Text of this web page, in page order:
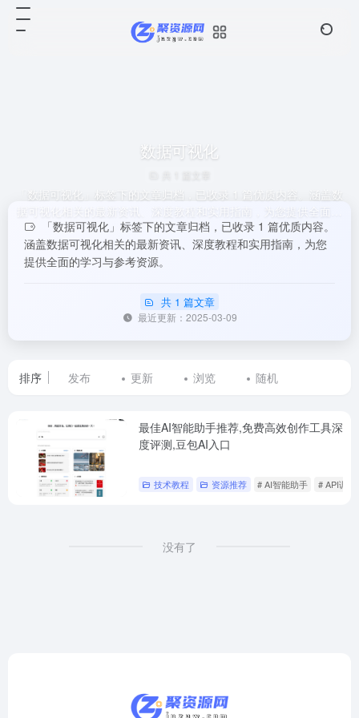
数据可视化
「数据可视化」标签下的文章归档，已收录 1 篇优质内容。涵盖数
据可视化相关的最新资讯、深度教程和实用指南，为您提供全面的
学习与参考资源。
「数据可视化」标签下的文章归档，已收录 1 篇优质内容。
涵盖数据可视化相关的最新资讯、深度教程和实用指南，为您
提供全面的学习与参考资源。
共 1 篇文章
最近更新：2025-03-09
排序 发布 更新 浏览 随机
最佳AI智能助手推荐,免费高效创作工具深
度评测,豆包AI入口
技术教程 资源推荐 # AI智能助手 # API调用
没有了